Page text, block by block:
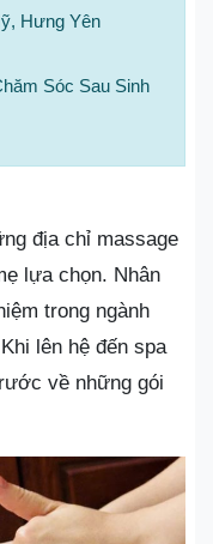
Hưng Yên
Sóc Sau Sinh
địa chỉ massage
lựa chọn. Nhân
trong ngành
lên hệ đến spa
về những gói